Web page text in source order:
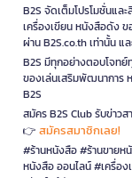
B2S จัดเต็มโปรโมชั่นแล
เครื่องเขียน หนังสือดัง
ผ่าน B2S.co.th เท่านั้น
B2S มีทุกอย่างตอบโจทย์
ของเล่นเสริมพัฒนาการ
B2S
สมัคร B2S Club รับข่าว
👉 สมัครสมาชิกเลย!
#ร้านหนังสือ #ร้านขายห
หนังสือ ออนไลน์ #เครื่อง